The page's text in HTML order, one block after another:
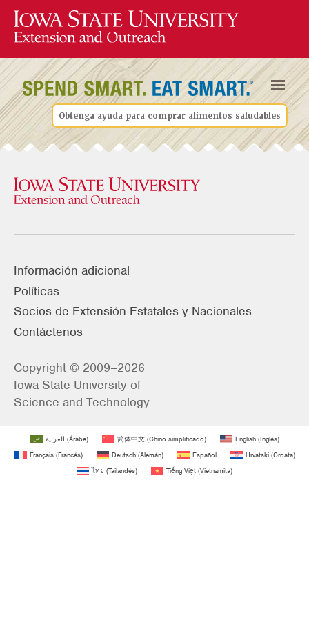
Obtenga ayuda para comprar alimentos saludables
Información adicional
Políticas
Socios de Extensión Estatales y Nacionales
Contáctenos
Copyright © 2009–2026
Iowa State University of
Science and Technology
العربية (Árabe) 简体中文(Chino simplificado) English(Inglés)
Français(Francés) Deutsch(Alemán) Español Hrvatski(Croata)
ไทย (Tailandés) Tiếng Việt (Vietnamita)